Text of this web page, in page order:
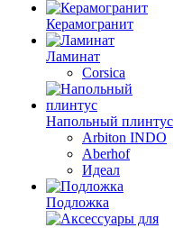
Керамогранит
Ламинат
Corsica
Напольный плинтус
Arbiton INDO
Aberhof
Идеал
Подложка